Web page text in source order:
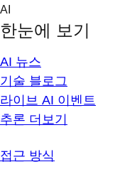
Skip
content
AI
한눈에 보기
AI 뉴스
기술 블로그
라이브 AI 이벤트
추론 더보기
접근 방식